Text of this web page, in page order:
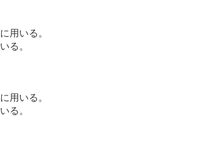
用いる。
る。
用いる。
る。